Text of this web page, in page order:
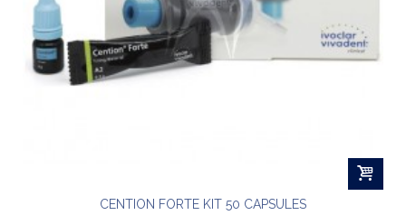
CENTION FORTE KIT 50 CAPSULES